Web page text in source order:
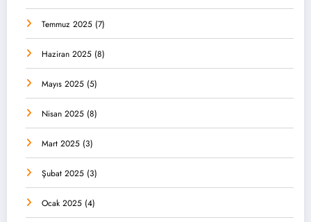
Temmuz 2025 (7)
Haziran 2025 (8)
Mayıs 2025 (5)
Nisan 2025 (8)
Mart 2025 (3)
Şubat 2025 (3)
Ocak 2025 (4)